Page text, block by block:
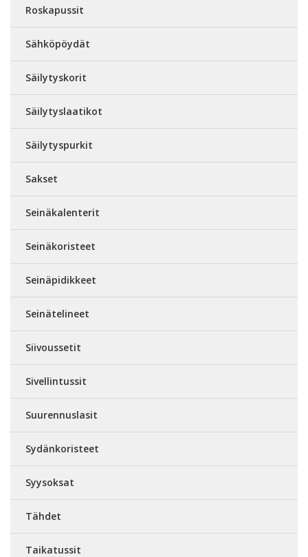
Roskapussit
Sähköpöydät
Säilytyskorit
Säilytyslaatikot
Säilytyspurkit
Sakset
Seinäkalenterit
Seinäkoristeet
Seinäpidikkeet
Seinätelineet
Siivoussetit
Sivellintussit
Suurennuslasit
Sydänkoristeet
Syysoksat
Tähdet
Taikatussit